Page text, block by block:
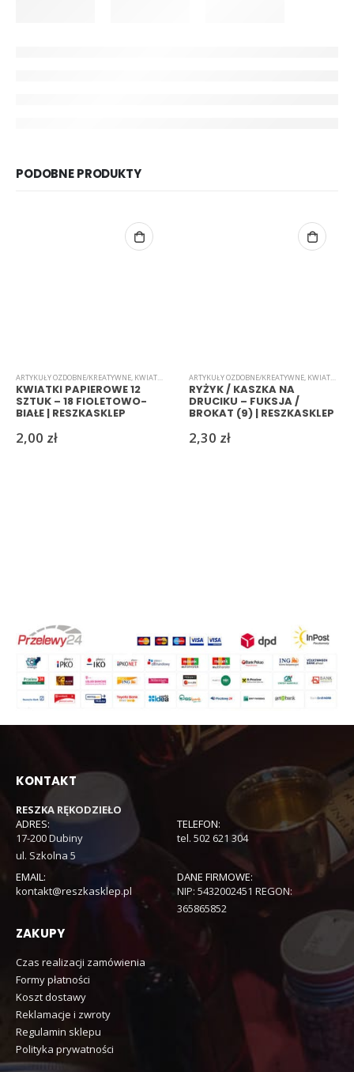
PODOBNE PRODUKTY
ARTYKUŁY OZDOBNE/KREATYWNE, KWIATKI PAPIEROWE
KWIATKI PAPIEROWE 12
SZTUK – 18 FIOLETOWO-
BIAŁE | RESZKASKLEP
2,00 zł
ARTYKUŁY OZDOBNE/KREATYWNE, KWIATKI
RYŻYK / KASZKA NA
DRUCIKU – FUKSJA /
BROKAT (9) | RESZKASKLEP
2,30 zł
KONTAKT
RESZKA RĘKODZIEŁO
ADRES:
17-200 Dubiny
ul. Szkolna 5
TELEFON:
tel. 502 621 304
EMAIL:
kontakt@reszkasklep.pl
DANE FIRMOWE:
NIP: 5432002451 REGON:
365865852
ZAKUPY
Czas realizacji zamówienia
Formy płatności
Koszt dostawy
Reklamacje i zwroty
Regulamin sklepu
Polityka prywatności